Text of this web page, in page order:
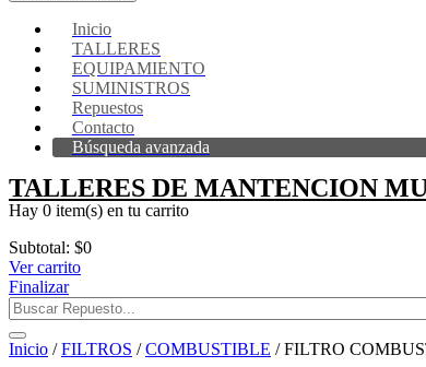
Inicio
TALLERES
EQUIPAMIENTO
SUMINISTROS
Repuestos
Contacto
Búsqueda avanzada
TALLERES DE MANTENCION
Hay 0 item(s) en tu carrito
Subtotal: $0
Ver carrito
Finalizar
Inicio /FILTROS /COMBUSTIBLE / FILTRO